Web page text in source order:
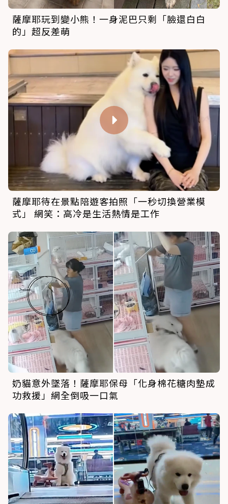
薩摩耶玩到變小熊！一身泥巴只剩「臉還白白
的」超反差萌
薩摩耶待在景點陪遊客拍照「一秒切換營業模
式」 網笑：高冷是生活熱情是工作
奶貓意外墜落！薩摩耶保母「化身棉花糖肉墊成
功救援」網全倒吸一口氣